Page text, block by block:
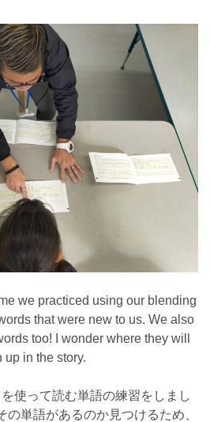
we practiced using our blending
that were new to us. We also
too! I wonder where they will
up in the story.
使って読む単語の練習をしまし
の単語があるのか見つけるため、